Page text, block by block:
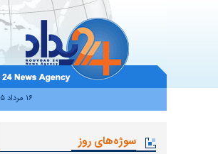
۱۶ مرداد ۱۴۰۵
سوژه‌های روز